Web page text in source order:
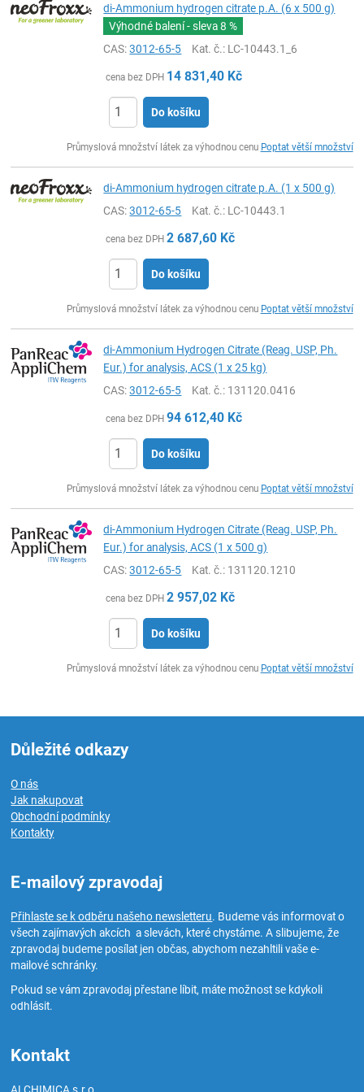
di-Ammonium hydrogen citrate p.A. (6 x 500 g)
Výhodné balení - sleva8 %
CAS:3012-65-5 Kat. č.: LC-10443.1_6
cena bez DPH 14 831,40 Kč
Do košíku
Průmyslová množství látek za výhodnou cenu Poptat větší množství
di-Ammonium hydrogen citrate p.A. (1 x 500 g)
CAS:3012-65-5 Kat. č.: LC-10443.1
cena bez DPH 2 687,60 Kč
Do košíku
Průmyslová množství látek za výhodnou cenu Poptat větší množství
di-Ammonium Hydrogen Citrate (Reag. USP, Ph.
Eur.) for analysis, ACS (1 x 25 kg)
CAS:3012-65-5 Kat. č.: 131120.0416
cena bez DPH 94 612,40 Kč
Do košíku
Průmyslová množství látek za výhodnou cenu Poptat větší množství
di-Ammonium Hydrogen Citrate (Reag. USP, Ph.
Eur.) for analysis, ACS (1 x 500 g)
CAS:3012-65-5 Kat. č.: 131120.1210
cena bez DPH 2 957,02 Kč
Do košíku
Průmyslová množství látek za výhodnou cenu Poptat větší množství
Důležité odkazy
O nás
Jak nakupovat
Obchodní podmínky
Kontakty
E-mailový zpravodaj
Přihlaste se k odběru našeho newsletteru. Budeme vás informovat o
všech zajímavých akcích a slevách, které chystáme. A slibujeme, že
zpravodaj budeme posílat jen občas, abychom nezahltili vaše e-
mailové schránky.
Pokud se vám zpravodaj přestane líbit, máte možnost se kdykoli
odhlásit.
Kontakt
ALCHIMICA s.r.o.